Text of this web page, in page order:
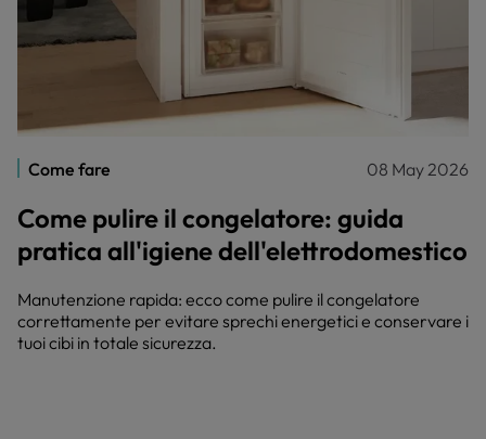
Come fare 08 May 2026
Come pulire il congelatore: guida
pratica all'igiene dell'elettrodomestico
Manutenzione rapida: ecco come pulire il congelatore
correttamente per evitare sprechi energetici e conservare i
tuoi cibi in totale sicurezza.